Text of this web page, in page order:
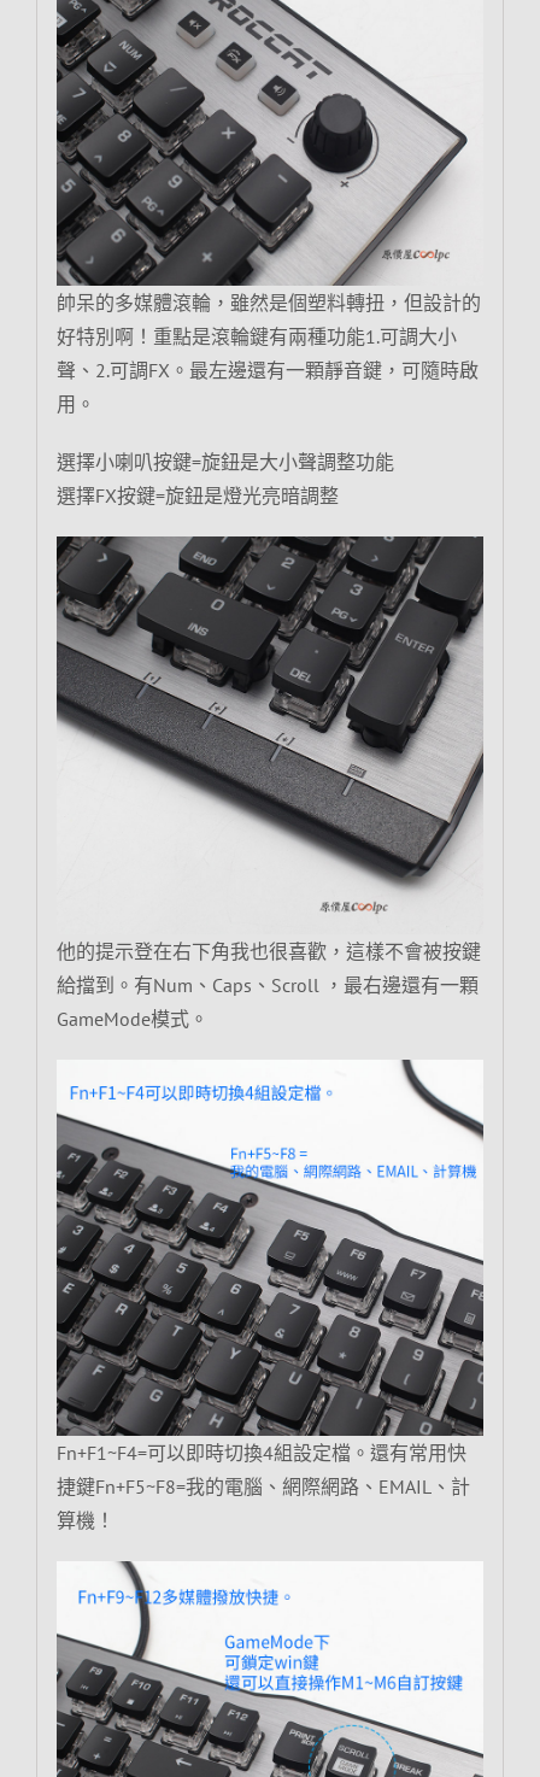
帥呆的多媒體滾輪，雖然是個塑料轉扭，但設計的
好特別啊！重點是滾輪鍵有兩種功能1.可調大小
聲、2.可調FX。最左邊還有一顆靜音鍵，可隨時啟
用。
選擇小喇叭按鍵=旋鈕是大小聲調整功能
選擇FX按鍵=旋鈕是燈光亮暗調整
他的提示登在右下角我也很喜歡，這樣不會被按鍵
給擋到。有Num、Caps、Scroll ，最右邊還有一顆
GameMode模式。
Fn+F1~F4=可以即時切換4組設定檔。還有常用快
捷鍵Fn+F5~F8=我的電腦、網際網路、EMAIL、計
算機！